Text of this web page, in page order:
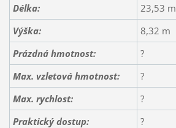
Délka:
23,53 m
Výška:
8,32 m
Prázdná hmotnost:
?
Max. vzletová hmotnost:
?
Max. rychlost:
?
Praktický dostup:
?